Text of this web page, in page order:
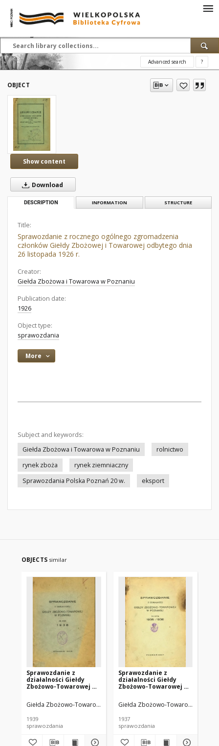
Advanced search ?
OBJECT
Show content
Download
DESCRIPTION INFORMATION STRUCTURE
Title:
Sprawozdanie z rocznego ogólnego zgromadzenia
członków Giełdy Zbożowej i Towarowej odbytego dnia
26 listopada 1926 r.
Creator:
Giełda Zbożowa i Towarowa w Poznaniu
Publication date:
1926
Object type:
sprawozdania
More
Subject and keywords:
Giełda Zbożowa i Towarowa w Poznaniu
rolnictwo
rynek zboża
rynek ziemniaczny
Sprawozdania Polska Poznań 20 w.
eksport
OBJECTS similar
Sprawozdanie z
działalności Giełdy
Zbożowo-Towarowej w
Giełda Zbożowo-Towarowa w Poznaniu
1939
sprawozdania
Sprawozdanie z
działalności Giełdy
Zbożowo-Towarowej w
1936.
Giełda Zbożowo-Towarowa w
1937
sprawozdania